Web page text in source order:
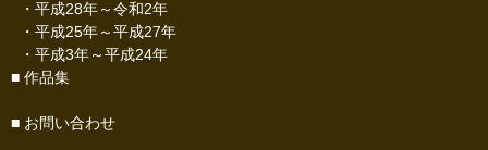
・ 平成28年～令和2年
・ 平成25年～平成27年
・ 平成3年～平成24年
■ 作品集
■ お問い合わせ